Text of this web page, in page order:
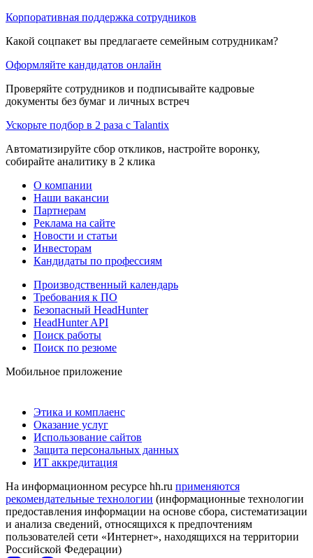
Корпоративная поддержка сотрудников
Какой соцпакет вы предлагаете семейным сотрудникам?
Оформляйте кандидатов онлайн
Проверяйте сотрудников и подписывайте кадровые
документы без бумаг и личных встреч
Ускорьте подбор в 2 раза с Talantix
Автоматизируйте сбор откликов, настройте воронку,
собирайте аналитику в 2 клика
О компании
Наши вакансии
Партнерам
Реклама на сайте
Новости и статьи
Инвесторам
Кандидаты по профессиям
Производственный календарь
Требования к ПО
Безопасный HeadHunter
HeadHunter API
Поиск работы
Поиск по резюме
Мобильное приложение
Этика и комплаенс
Оказание услуг
Использование сайтов
Защита персональных данных
ИТ аккредитация
На информационном ресурсе hh.ru применяются
рекомендательные технологии (информационные технологии
предоставления информации на основе сбора, систематизации
и анализа сведений, относящихся к предпочтениям
пользователей сети «Интернет», находящихся на территории
Российской Федерации)